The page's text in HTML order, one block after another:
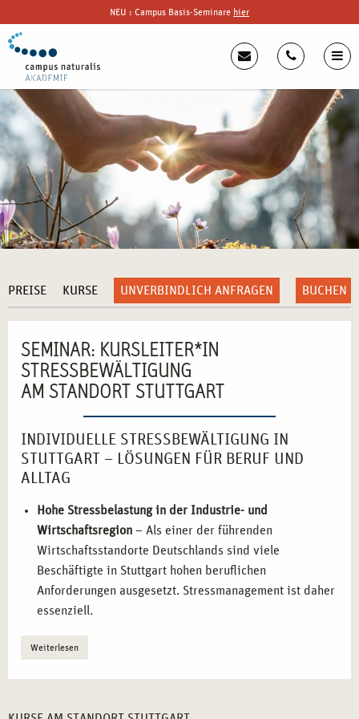
NEU : Campus Basis-Seminare hier
PREISE KURSE UNVERBINDLICH ANFRAGEN BUCHEN
SEMINAR: KURSLEITER*IN
STRESSBEWÄLTIGUNG
AM STANDORT STUTTGART
INDIVIDUELLE STRESSBEWÄLTIGUNG IN
STUTTGART – LÖSUNGEN FÜR BERUF UND
ALLTAG
Hohe Stressbelastung in der Industrie- und
Wirtschaftsregion – Als einer der führenden
Wirtschaftsstandorte Deutschlands sind viele
Beschäftigte in Stuttgart hohen beruflichen
Anforderungen ausgesetzt. Stressmanagement ist daher
essenziell.
Stressbewältigungs-Expert*innen
Präventionsmaßnahmen.
Weiterlesen